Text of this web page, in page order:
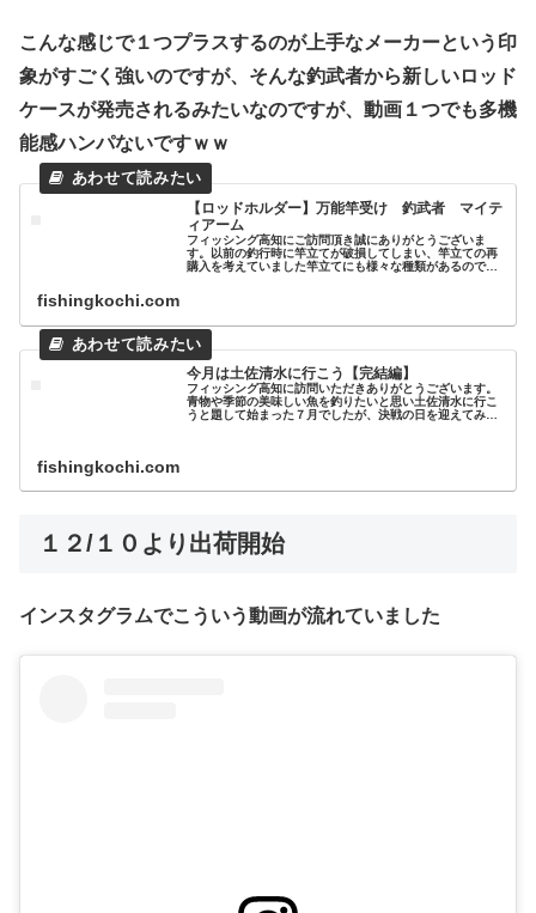
こんな感じで１つプラスするのが上手なメーカーという印
象がすごく強いのですが、そんな釣武者から新しいロッド
ケースが発売されるみたいなのですが、動画１つでも多機
能感ハンパないですｗｗ
【ロッドホルダー】万能竿受け 釣武者 マイテ
ィアーム
フィッシング高知にご訪問頂き誠にありがとうございま
す。以前の釣行時に竿立てが破損してしまい、竿立ての再
購入を考えていました竿立てにも様々な種類があるのです
fishingkochi.com
今月は土佐清水に行こう【完結編】
フィッシング高知に訪問いただきありがとうございます。
青物や季節の美味しい魚を釣りたいと思い土佐清水に行こ
うと題して始まった７月でしたが、決戦の日を迎えてみま
fishingkochi.com
１２/１０より出荷開始
インスタグラムでこういう動画が流れていました